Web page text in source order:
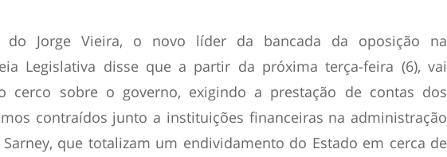
do Jorge Vieira, o novo líder da bancada da oposição na
Legislativa disse que a partir da próxima terça-feira (6), vai
cerco sobre o governo, exigindo a prestação de contas dos
contraídos junto a instituições financeiras na administração
Sarney, que totalizam um endividamento do Estado em cerca de